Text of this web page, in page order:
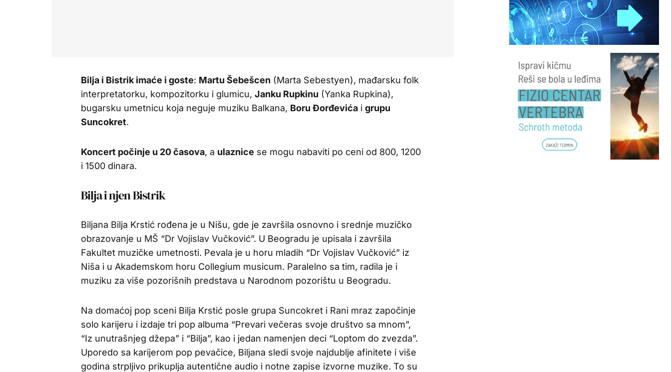
Bilja i Bistrik imaće i goste: Martu Šebešcen (Marta Sebestyen), mađarsku folk
interpretatorku, kompozitorku i glumicu, Janku Rupkinu (Yanka Rupkina),
bugarsku umetnicu koja neguje muziku Balkana, Boru Đorđevića i grupu
Suncokret.
Koncert počinje u 20 časova, a ulaznice se mogu nabaviti po ceni od 800, 1200
i 1500 dinara.
Bilja i njen Bistrik
Biljana Bilja Krstić rođena je u Nišu, gde je završila osnovno i srednje muzičko
obrazovanje u MŠ “Dr Vojislav Vučković”. U Beogradu je upisala i završila
Fakultet muzičke umetnosti. Pevala je u horu mladih “Dr Vojislav Vučković” iz
Niša i u Akademskom horu Collegium musicum. Paralelno sa tim, radila je i
muziku za više pozorišnih predstava u Narodnom pozorištu u Beogradu.
Na domaćoj pop sceni Bilja Krstić posle grupa Suncokret i Rani mraz započinje
solo karijeru i izdaje tri pop albuma “Prevari večeras svoje društvo sa mnom”,
“Iz unutrašnjeg džepa” i “Bilja”, kao i jedan namenjen deci “Loptom do zvezda”.
Uporedo sa karijerom pop pevačice, Biljana sledi svoje najdublje afinitete i više
godina strpljivo prikuplja autentične audio i notne zapise izvorne muzike. To su